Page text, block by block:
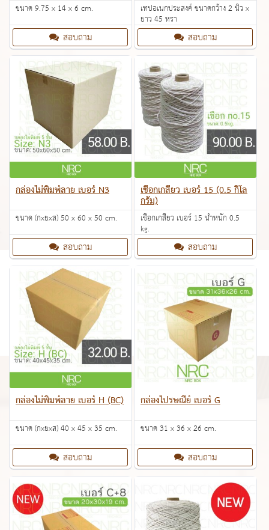
ขนาด 9.75 x 14 x 6 cm.
สอบถาม
เทปอเนกประสงค์ ขนาดกว้าง 2 นิ้ว x
ยาว 45 หรา
สอบถาม
กล่องไม่พิมพ์ลาย เบอร์ N3
ขนาด (กxยxส) 50 x 60 x 50 cm.
สอบถาม
เชือกเกลียว เบอร์ 15 (0.5 กิโล
กรัม)
เชือกเกลียว เบอร์ 15 น้ำหนัก 0.5
kg.
สอบถาม
กล่องไม่พิมพ์ลาย เบอร์ H (BC)
ขนาด (กxยxส) 40 x 45 x 35 cm.
สอบถาม
กล่องไปรษณีย์ เบอร์ G
ขนาด 31 x 36 x 26 cm.
สอบถาม